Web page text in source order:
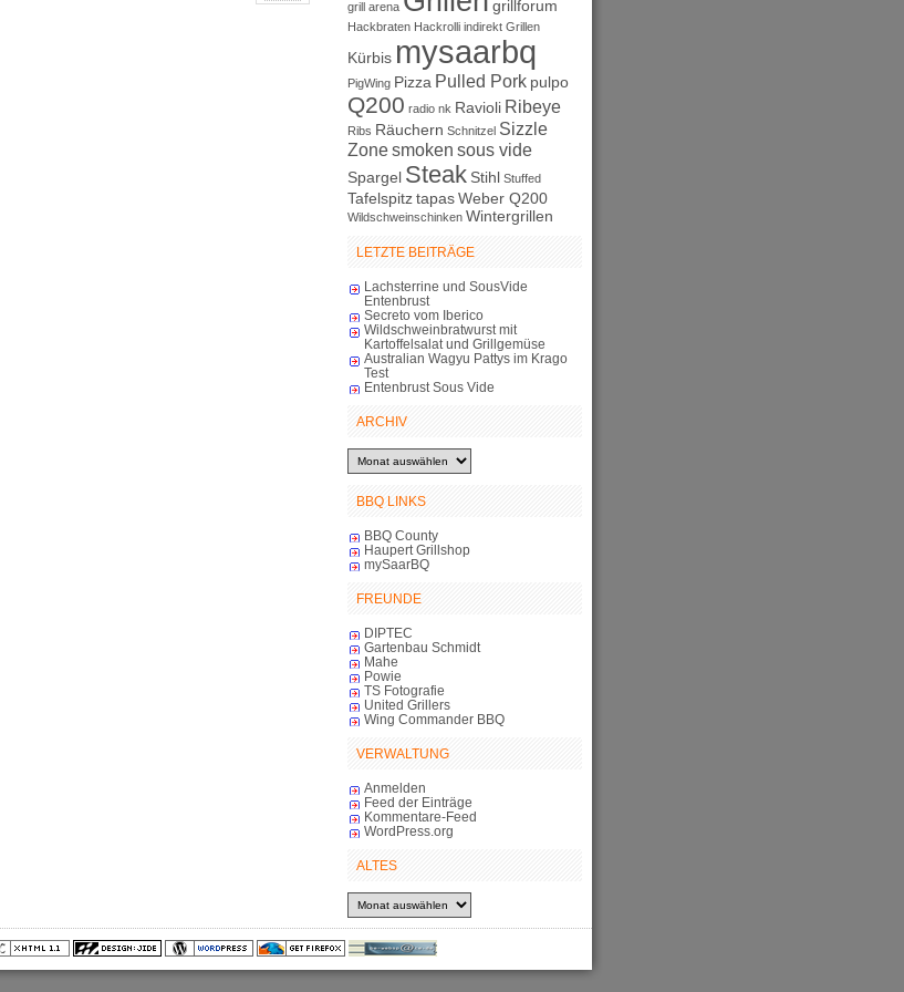
grill arena grillforum
Hackbraten Hackrolli indirekt Grillen
Kürbis mysaarbq
PigWing Pizza Pulled Pork pulpo
Q200 radio nk Ravioli Ribeye
Ribs Räuchern Schnitzel Sizzle
Zonesmoken sous vide
Spargel Steak Stihl Stuffed
TafelspitztapasWeber Q200
Wildschweinschinken Wintergrillen
LETZTE BEITRÄGE
Lachsterrine und SousVide
Entenbrust
Secreto vom Iberico
Wildschweinbratwurst mit
Kartoffelsalat und Grillgemüse
Australian Wagyu Pattys im Krago
Test
Entenbrust Sous Vide
ARCHIV
Archiv
BBQ LINKS
BBQ County
Haupert Grillshop
mySaarBQ
FREUNDE
DIPTEC
Gartenbau Schmidt
Mahe
Powie
TS Fotografie
United Grillers
Wing Commander BBQ
VERWALTUNG
Anmelden
Feed der Einträge
Kommentare-Feed
WordPress.org
ALTES
Altes